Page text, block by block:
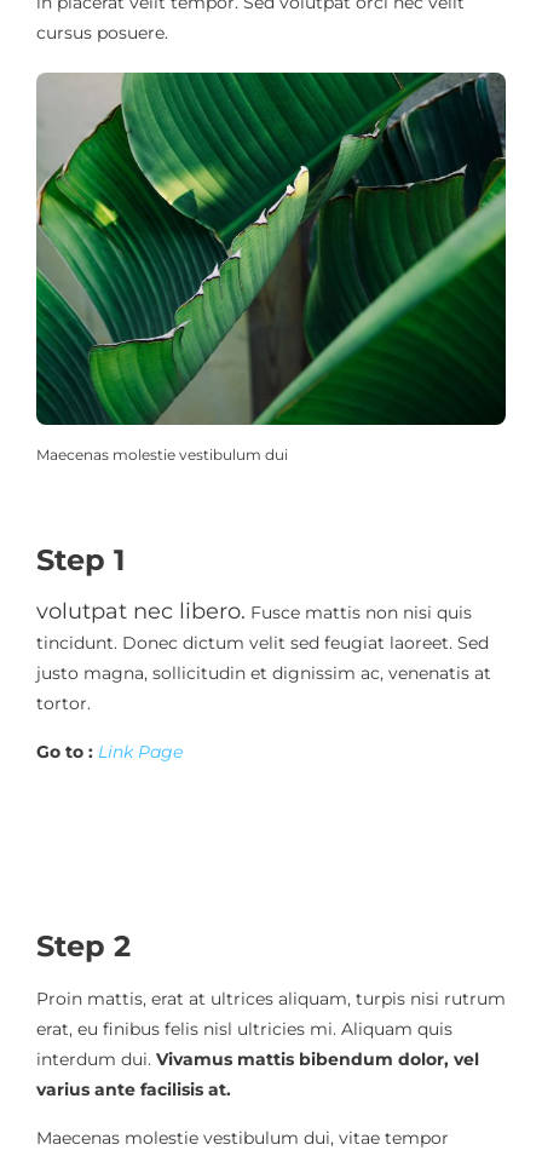
cursus posuere.
Maecenas molestie vestibulum dui
Step 1
volutpat nec libero. Fusce mattis non nisi quis
tincidunt. Donec dictum velit sed feugiat laoreet. Sed
justo magna, sollicitudin et dignissim ac, venenatis at
tortor.
Go to : Link Page
Step 2
Proin mattis, erat at ultrices aliquam, turpis nisi rutrum
erat, eu finibus felis nisl ultricies mi. Aliquam quis
interdum dui. Vivamus mattis bibendum dolor, vel
varius ante facilisis at.
Maecenas molestie vestibulum dui, vitae tempor